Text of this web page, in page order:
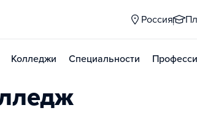
Россия
Колледжи Специальности